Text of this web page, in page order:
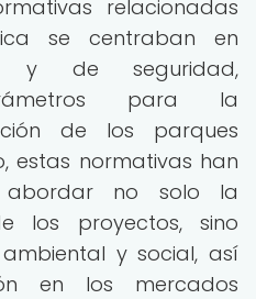
relacionadas
se centraban en
y de seguridad,
para la
de los parques
estas normativas han
abordar no solo la
los proyectos, sino
y social, así
en los mercados